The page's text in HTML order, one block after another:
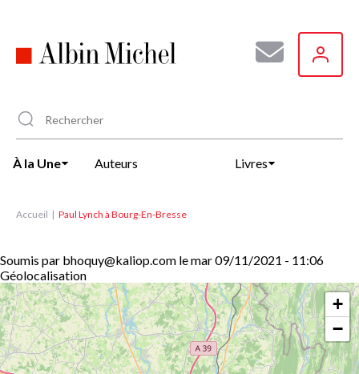
principal
À la Une Auteurs Livres
Accueil Paul Lynch à Bourg-En-Bresse
Soumis par bhoquy@kaliop.com lemar 09/11/2021 - 11:06
Géolocalisation
+
−